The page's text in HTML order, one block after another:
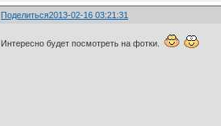
Поделиться2013-02-16 03:21:31
Интересно будет посмотреть на фотки.